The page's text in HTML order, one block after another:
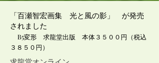
「百瀬智宏画集 光と風の影」 が発売
されました
B5変形 求龍堂出版 本体３５００円（税込
３８５０円）